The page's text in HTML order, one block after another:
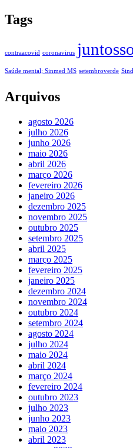
Tags
contraacovid coronavirus
Saúde mental; Sinmed MS setembroverde
Arquivos
agosto 2026
julho 2026
junho 2026
maio 2026
abril 2026
março 2026
fevereiro 2026
janeiro 2026
dezembro 2025
novembro 2025
outubro 2025
setembro 2025
abril 2025
março 2025
fevereiro 2025
janeiro 2025
dezembro 2024
novembro 2024
outubro 2024
setembro 2024
agosto 2024
julho 2024
maio 2024
abril 2024
março 2024
fevereiro 2024
outubro 2023
julho 2023
junho 2023
maio 2023
abril 2023